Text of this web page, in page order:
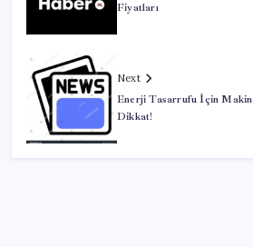
Fiyatları
Next
Enerji Tasarrufu İçin
Dikkat!